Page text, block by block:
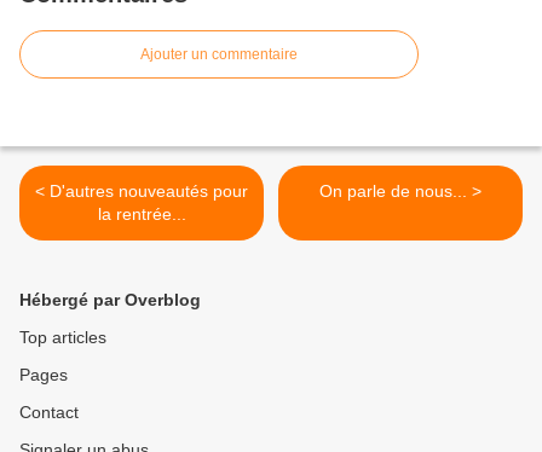
Ajouter un commentaire
< D'autres nouveautés pour
la rentrée...
On parle de nous... >
Hébergé par Overblog
Top articles
Pages
Contact